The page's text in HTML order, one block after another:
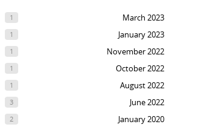
March 2023
1
January 2023
1
November 2022
1
October 2022
1
August 2022
1
June 2022
3
January 2020
2